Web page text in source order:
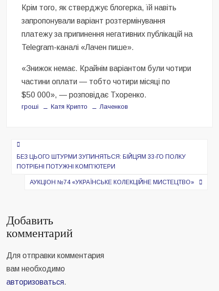
Крім того, як стверджує блогерка, їй навіть
запропонували варіант розтермінування
платежу за припинення негативних публікацій на
Telegram-каналі «Лачен пише».
«Знижок немає. Крайнім варіантом були чотири
частини оплати — тобто чотири місяці по
$50 000», — розповідає Тхоренко.
гроші Катя Крипто Лаченков
Навигация
по
записям
БЕЗ ЦЬОГО ШТУРМИ ЗУПИНЯТЬСЯ: БІЙЦЯМ 33-ГО ПОЛКУ
ПОТРІБНІ ПОТУЖНІ КОМПʼЮТЕРИ
АУКЦІОН №74 «УКРАЇНСЬКЕ КОЛЕКЦІЙНЕ МИСТЕЦТВО»
Добавить
комментарий
Для отправки комментария
вам необходимо
авторизоваться.